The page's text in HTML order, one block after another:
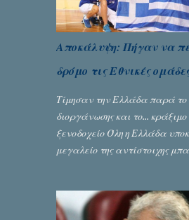
Αποκάλυψη: Πήγαν να
δρόμο τις Εθνικές
Τίμησαν την Ελλάδα παρά το
διοργάνωσης και το...
ξενοδοχείο Όλη η Ελλάδα
μεγαλείο της αντίστοιχης
πρωταθλήματος κωφών που
Θεσσανολίκη τις